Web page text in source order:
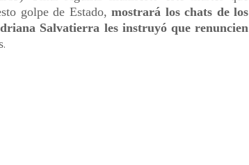
golpe de Estado,mostrará los chats de los
Salvatierra les instruyó que renuncien
.